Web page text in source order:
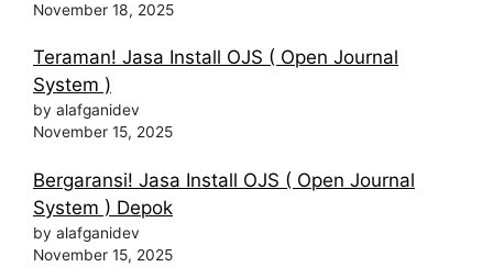
November 18, 2025
Teraman! Jasa Install OJS ( Open Journal
System )
by alafganidev
November 15, 2025
Bergaransi! Jasa Install OJS ( Open Journal
System ) Depok
by alafganidev
November 15, 2025